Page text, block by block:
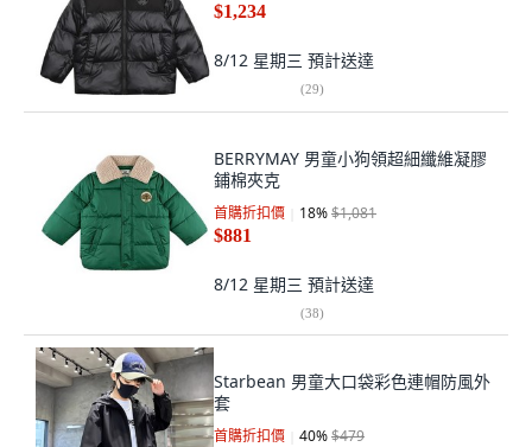
$1,234
8/12 星期三 預計送達
(29)
BERRYMAY 男童小狗領超細纖維凝膠
鋪棉夾克
首購折扣價 18%$1,081
$881
8/12 星期三 預計送達
(38)
Starbean 男童大口袋彩色連帽防風外
套
首購折扣價 40%$479